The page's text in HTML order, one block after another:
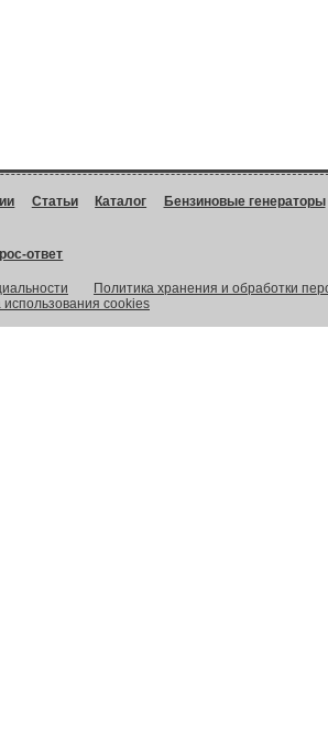
Статьи Каталог Бензиновые генераторы
ответ
Политика хранения и обработки
использования cookies